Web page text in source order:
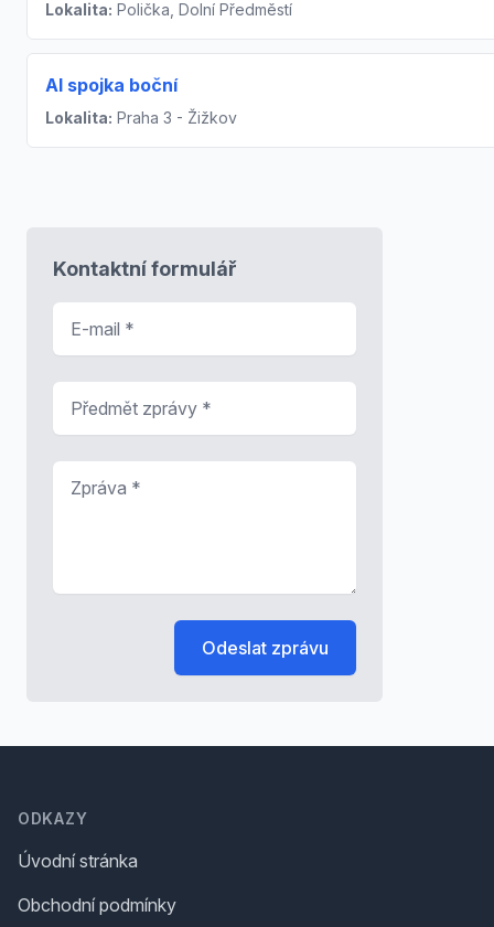
Lokalita: Polička, Dolní Předměstí
Al spojka boční
Lokalita: Praha 3 - Žižkov
Kontaktní formulář
Odeslat zprávu
ODKAZY
Úvodní stránka
Obchodní podmínky